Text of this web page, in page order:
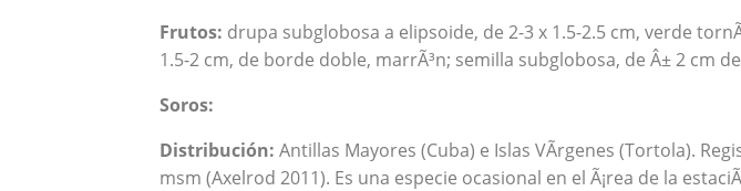
Frutos: drupa subglobosa a elipsoide, de 2-3 x 1.5-2.5 cm, verde
1.5-2 cm, de borde doble, marrÃ³n; semilla subglobosa, de Â± 2 cm
Soros:
Distribución: Antillas Mayores (Cuba) e Islas VÃ­rgenes (Tortola).
msm (Axelrod 2011). Es una especie ocasional en el Ã¡rea de la